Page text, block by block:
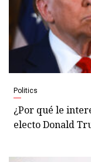
Politics
¿Por qué le
electo Donald